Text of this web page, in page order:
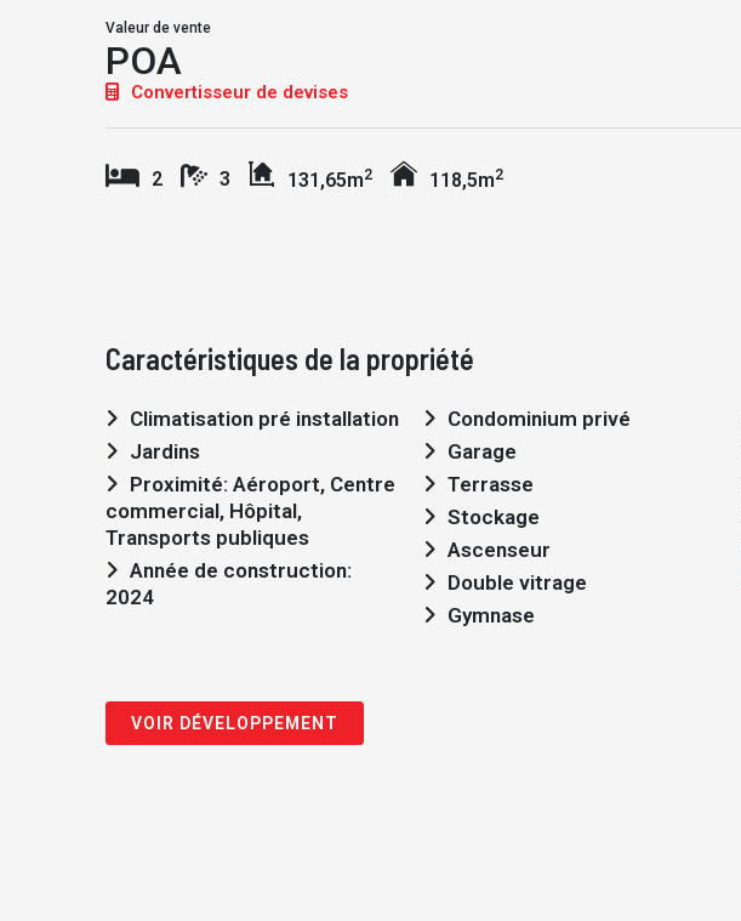
Valeur de vente
POA
Convertisseur de devises
2 3 131,65m2 118,5m2
Caractéristiques de la propriété
Climatisation pré installation
Jardins
commercial, Hôpital,
Transports publiques
2024
Condominium privé
Garage
Terrasse
Stockage
Ascenseur
Double vitrage
Gymnase
VOIR DÉVELOPPEMENT